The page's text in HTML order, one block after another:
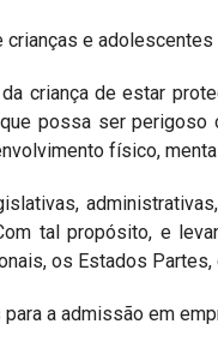
crianças e
criança de estar
possa ser
físico,
tal propósito, e
os Estados Partes,
a admissão em